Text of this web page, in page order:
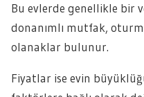
Bu evlerde genellikle bir
donanımlı mutfak,
olanaklar bulunur.
Fiyatlar ise evin